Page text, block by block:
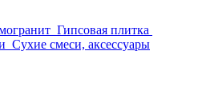
Гипсовая плитка
Сухие смеси, аксессуары